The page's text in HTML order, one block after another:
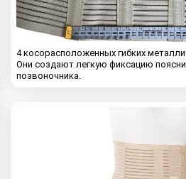
4 косорасположенных гибких
Они создают легкую фиксацию
позвоночника.